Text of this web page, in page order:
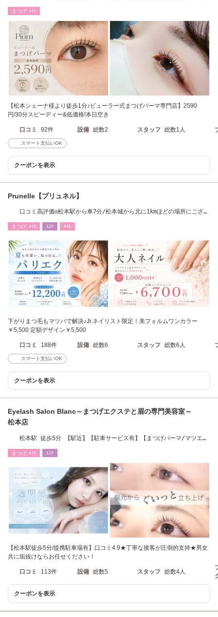
まつげ･ﾒｲｸ
【松本シェーナ様より徒歩1分♪ビューラー式まつげパーマ専門店】2590
円/30分スピーディー&低価格!本日空き
口コミ 92件 設備 総数2 スタッフ 総数1人
スマート支払いOK
クーポンを表示
Prunelle【プリュネル】
口コミ高評価◎松本駅から車7分/松本城から北に1kmほどの場所にござい
まつげ･ﾒｲｸ ｴｽﾃ ﾈｲﾙ
下がりまつ毛もマツパで解決♪Jr.ネイリスト限定！美フォルムワンカラー
￥5,500 定額デザイン￥5,500
口コミ 188件 設備 総数6 スタッフ 総数6人
スマート支払いOK
クーポンを表示
Eyelash Salon Blanc～まつげエクステと眉の専門美容室～
松本店
松本駅 徒歩5分 【駅近】【駐車サービス有】【まつげパーマ/マツエ
まつげ･ﾒｲｸ ｴｽﾃ
【松本駅徒歩5分/提携駐車場有】口コミ4.9★丁寧な接客が圧倒的支持★男女
共に垢抜けならお任せください！
口コミ 113件 設備 総数5 スタッフ 総数4人
クーポンを表示